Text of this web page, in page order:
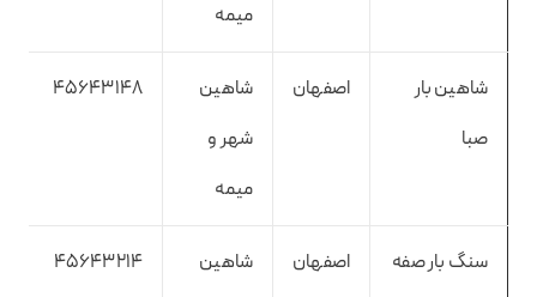
میمه
شاهین بار
صبا
اصفهان
شاهین
شهر و
میمه
45643148
سنگ بار صفه اصفهان
شاهین
45643214